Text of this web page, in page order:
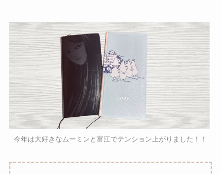
今年は大好きなムーミンと富江でテンション上がりました！！